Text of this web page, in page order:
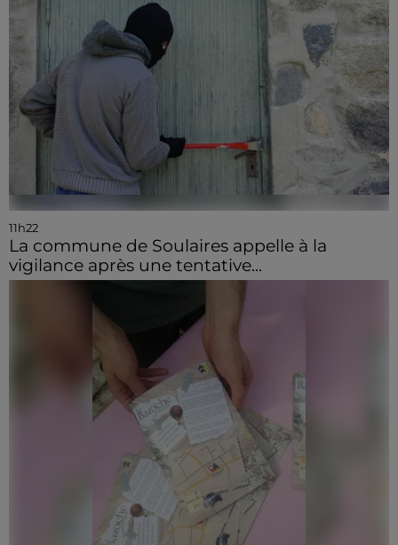
11h22
La commune de Soulaires appelle à la
vigilance après une tentative...